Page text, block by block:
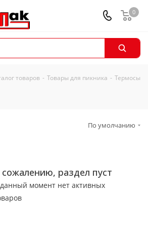
0
товаров - Товары для пикника - Термосы
По умолчанию
сожалению, раздел пуст
момент нет активных